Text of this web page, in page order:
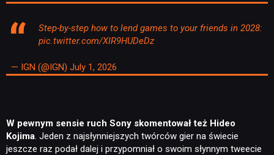
Step-by-step how to lend games to your friends in 2028:
pic.twitter.com/XIR9HUDeDz
— IGN (@IGN) July 1, 2026
W pewnym sensie ruch Sony skomentował też Hideo
Kojima. Jeden z najsłynniejszych twórców gier na świecie
jeszcze raz podał dalej i przypomniał o swoim słynnym tweecie